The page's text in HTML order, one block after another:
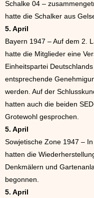
Schalke 04 –
hatte die Schalker aus
5. April
Bayern 1947 – Auf dem 2.
hatte die Mitglieder eine
Einheitspartei
entsprechende
werden. Auf der
hatten auch die beiden
Grotewohl gesprochen.
5. April
Sowjetische Zone 1947 –
hatten die
Denkmälern und
begonnen.
5. April